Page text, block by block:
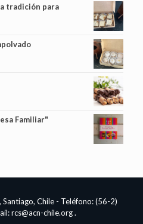
tradición para
Familiar"
Chile - Teléfono: (56-2)
rcs@acn-chile.org.